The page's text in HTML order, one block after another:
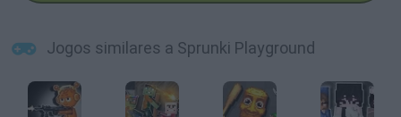
Jogos similares a Sprunki Playground